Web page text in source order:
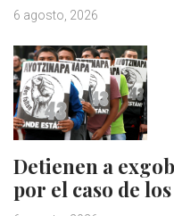
6 agosto, 2026
Detienen a
por el caso de